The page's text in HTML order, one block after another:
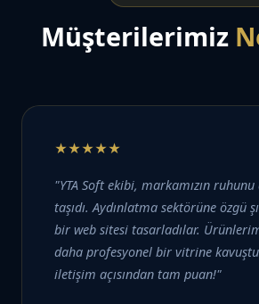
Müşterilerimiz
★★★★★
"YTA Soft ekibi, markamızın
taşıdı. Aydınlatma sektörüne özgü
bir web sitesi tasarladılar.
daha profesyonel bir vitrine
iletişim açısından tam puan!"